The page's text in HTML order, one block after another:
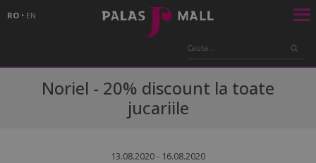
RO • EN
Noriel - 20% discount la toate
jucariile
13.08.2020 - 16.08.2020